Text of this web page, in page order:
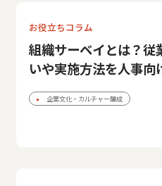
お役立ちコラム
組織サーベイとは？従
いや実施方法を人事向
企業文化・カルチャー醸成